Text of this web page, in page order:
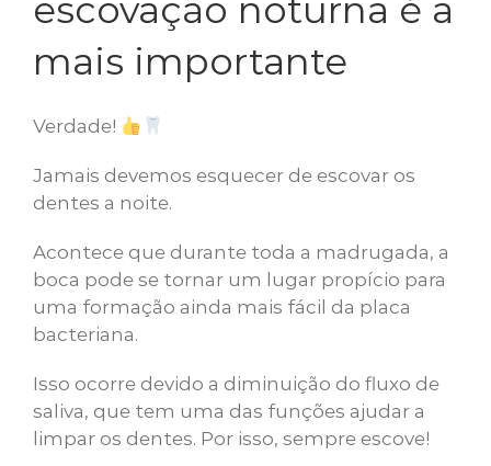
escovação noturna é a
mais importante
Verdade!
Jamais devemos esquecer de escovar os
dentes a noite.
Acontece que durante toda a madrugada, a
boca pode se tornar um lugar propício para
uma formação ainda mais fácil da placa
bacteriana.
Isso ocorre devido a diminuição do fluxo de
saliva, que tem uma das funções ajudar a
limpar os dentes. Por isso, sempre escove!